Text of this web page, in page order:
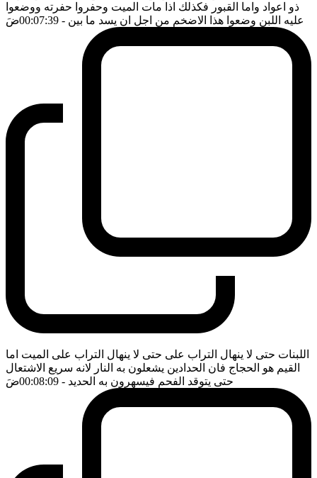
ذو اعواد واما القبور فكذلك اذا مات الميت وحفروا حفرته ووضعوا
عليه اللبن وضعوا هذا الاضخم من اجل ان يسد ما بين - 00:07:39 ضَ
اللبنات حتى لا ينهال التراب على حتى لا ينهال التراب على الميت اما
القيم هو الحجاج فان الحدادين يشعلون به النار لانه سريع الاشتعال
حتى يتوقد الفحم فيسهرون به الحديد - 00:08:09 ضَ